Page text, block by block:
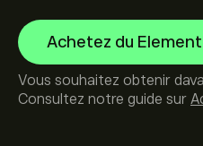
Achetez du
Vous souhaitez obtenir
Consultez notre guide sur